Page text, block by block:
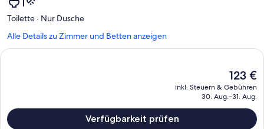
Toilette · Nur Dusche
Alle Details zu Zimmer und Betten anzeigen
Der
aktuelle
Preis
123 €
inkl. Steuern & Gebühren
30. Aug.–31. Aug.
Verfügbarkeit prüfen